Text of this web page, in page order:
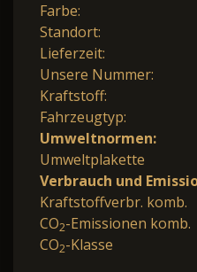
Farbe:
Standort:
Lieferzeit:
Unsere Nummer:
Kraftstoff:
Fahrzeugtyp:
Umweltnormen:
Umweltplakette
Verbrauch und
Kraftstoffverbr. komb.
CO2-Emissionen komb.
CO2-Klasse